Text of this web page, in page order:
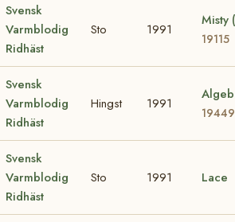
Svensk
Varmblodig
Ridhäst
Sto 1991
Misty
19115
Svensk
Varmblodig
Ridhäst
Hingst 1991
19449
Svensk
Varmblodig
Ridhäst
Sto 1991 Lace